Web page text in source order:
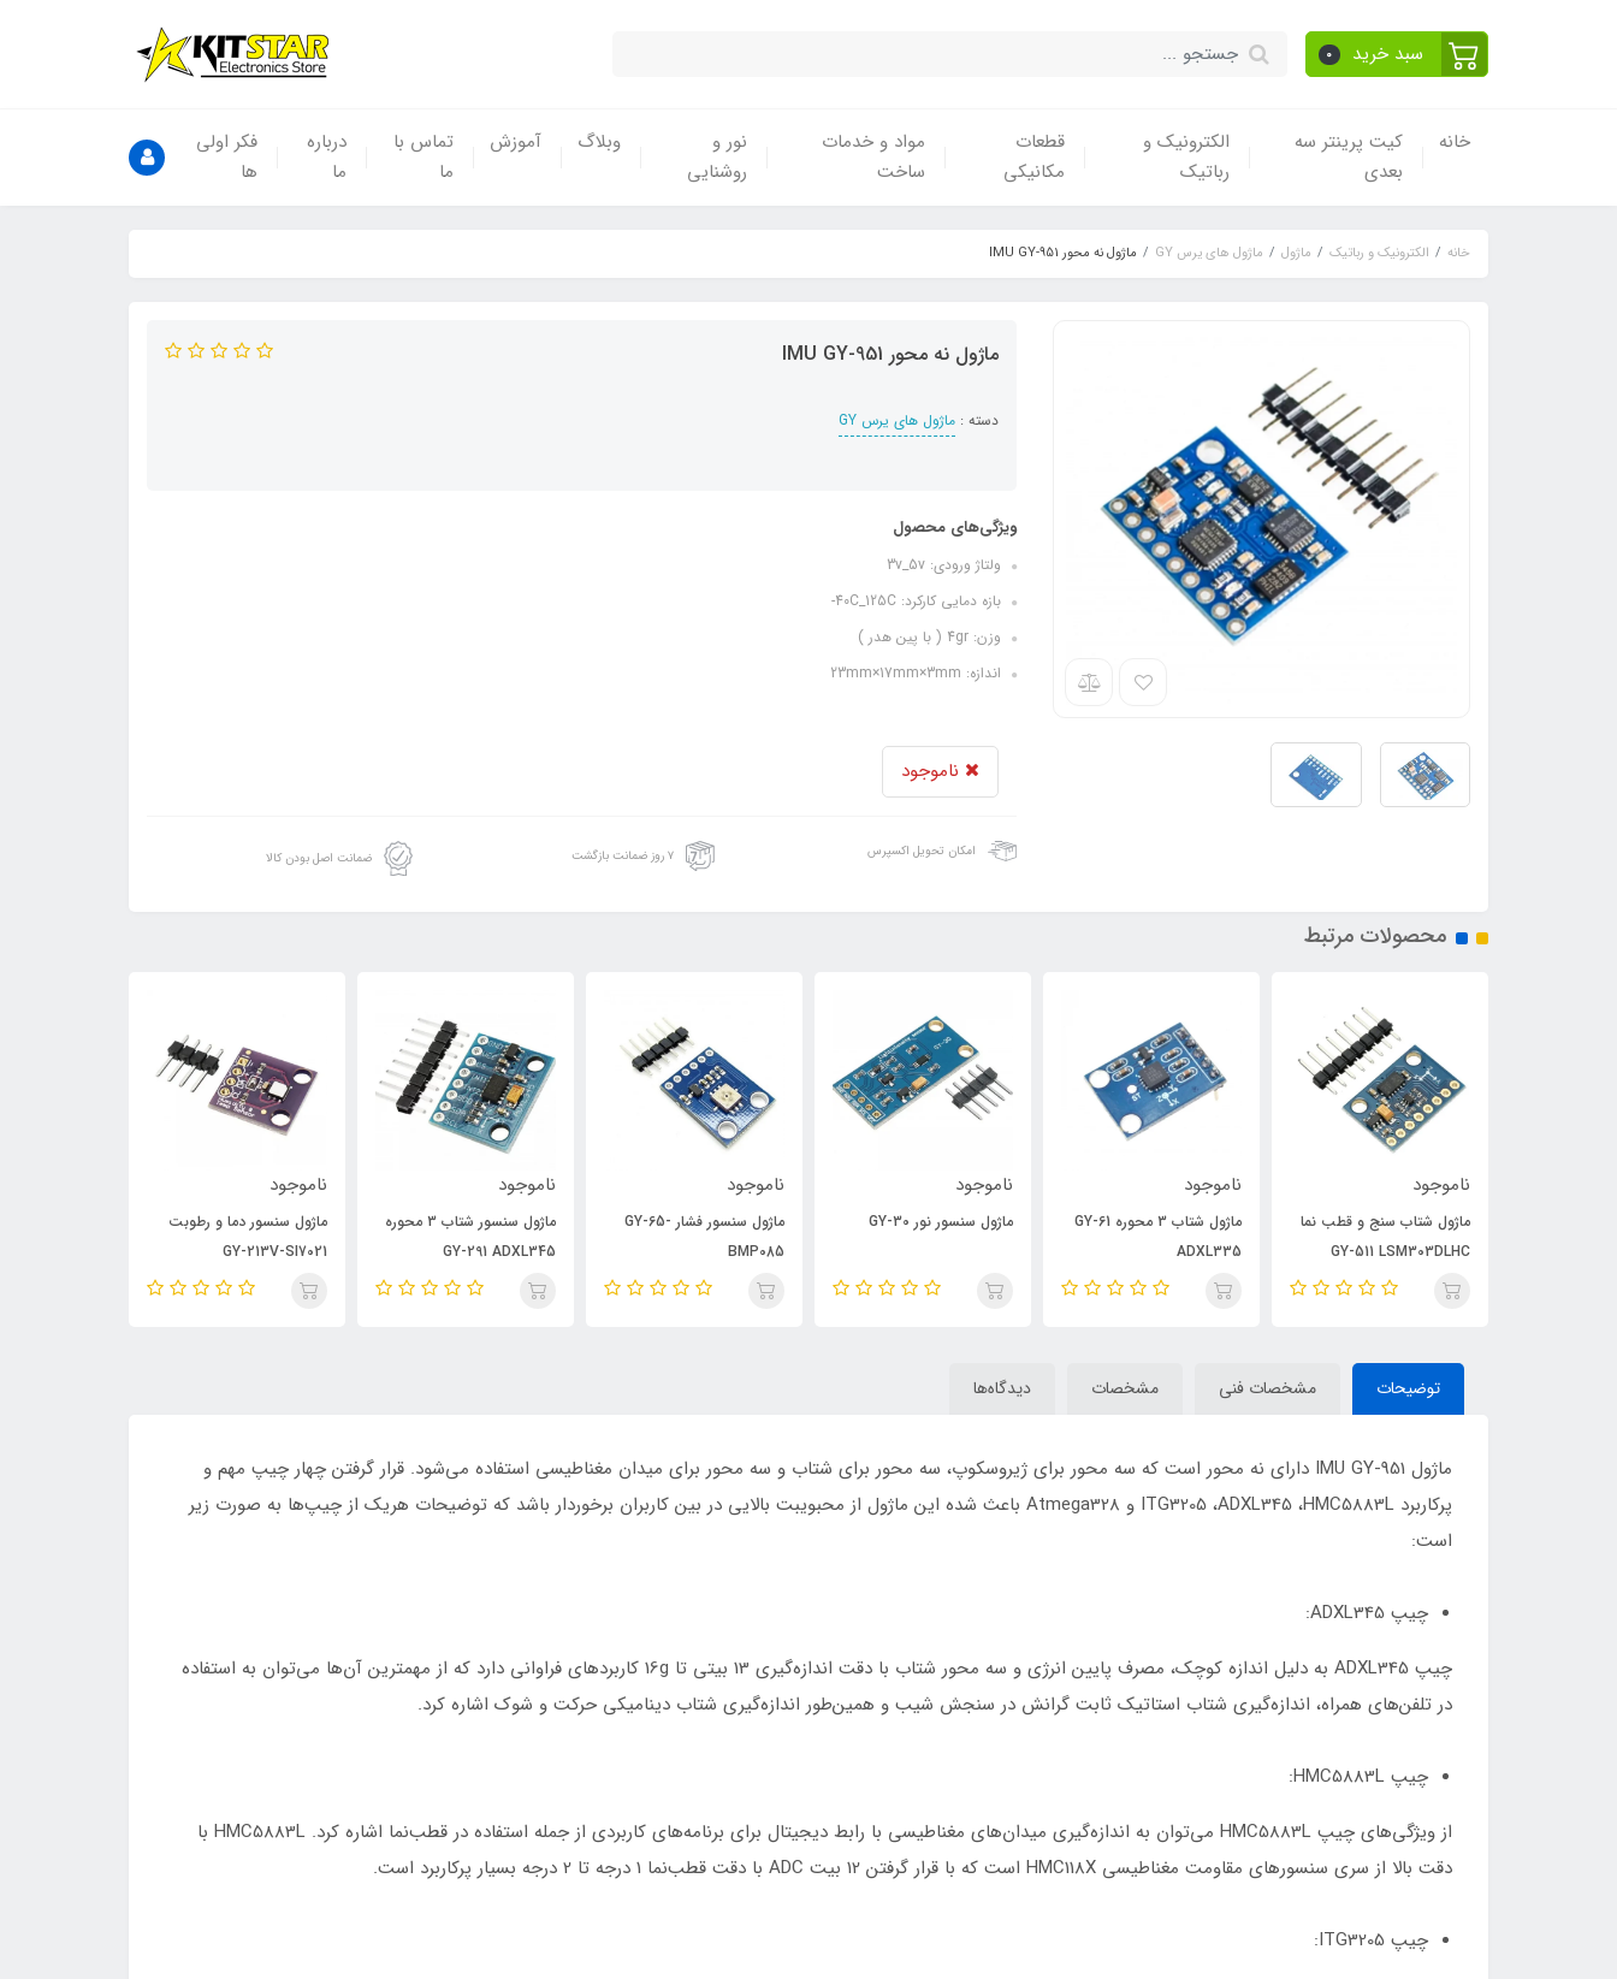
سبد خرید 0
خانه
کیت پرینتر سه
بعدی
الکترونیک و
رباتیک
قطعات
مکانیکی
مواد و خدمات
ساخت
نور و
روشنایی
وبلاگ آموزش
تماس با
ما
درباره
ما
فکر اولی
ها
خانه الکترونیک و رباتیک ماژول ماژول های یرس GY ماژول نه محور IMU GY-951
ماژول نه محور IMU GY-951
دسته : ماژول های یرس GY
ویژگی‌های محصول
ولتاژ ورودی: 3v_5v
بازه دمایی کارکرد: 40C_125C-
وزن: 4gr ( با پین هدر )
اندازه: 23mm×17mm×3mm
ناموجود
امکان تحویل اکسپرس ۷ روز ضمانت بازگشت ضمانت اصل بودن کالا
محصولات مرتبط
ناموجود
ماژول شتاب سنج و قطب نما
GY-511 LSM303DLHC
ناموجود
ماژول شتاب 3 محوره GY-61
ADXL335
ناموجود
ماژول سنسور نور GY-30
ناموجود
ماژول سنسور فشار GY-65-
BMP085
ناموجود
ماژول سنسور شتاب 3 محوره
GY-291 ADXL345
ناموجود
ماژول سنسور دما و رطوبت
GY-213V-SI7021
توضیحات مشخصات فنی مشخصات دیدگاه‌ها
ماژول IMU GY-951 دارای نه محور است که سه محور برای ژیروسکوپ، سه محور برای شتاب و سه محور برای میدان مغناطیسی استفاده می‌شود. قرار گرفتن چهار چیپ مهم و
پرکاربرد ITG3205 ،ADXL345 ،HMC5883L و Atmega328 باعث شده این ماژول از محبویبت بالایی در بین کاربران برخوردار باشد که توضیحات هریک از چیپ‌ها به صورت زیر
است:
چیپ ADXL345:
چیپ ADXL345 به دلیل اندازه کوچک، مصرف پایین انرژی و سه محور شتاب با دقت اندازه‌گیری 13 بیتی تا 16g کاربرد‌های فراوانی دارد که از مهمترین‌ آن‌ها می‌توان به استفاده
در تلفن‌های همراه، انداز‌ه‌گیری شتاب استاتیک ثابت گرانش در سنجش شیب و همین‌طور اندازه‌گیری شتاب دینامیکی حرکت و شوک اشاره کرد.
چیپ HMC5883L:
از ویژگی‌های چیپ HMC5883L می‌توان به اندازه‌گیری میدان‌های مغناطیسی با رابط دیجیتال برای برنامه‌های کاربردی از جمله استفاده در قطب‌نما اشاره کرد. HMC5883L با
دقت بالا از سری سنسور‌های مقاومت مغناطیسی HMC118X است که با قرار گرفتن 12 بیت ADC با دقت قطب‌نما 1 درجه تا 2 درجه بسیار پرکاربرد است.
چیپ ITG3205: